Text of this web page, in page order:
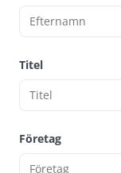
Titel
Företag